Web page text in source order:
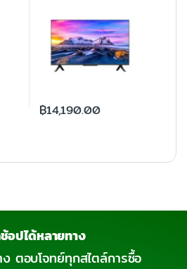
฿14,190.00
อปได้หลายทาง
ตอบโจทย์ทุกสไตล์การซื้อ